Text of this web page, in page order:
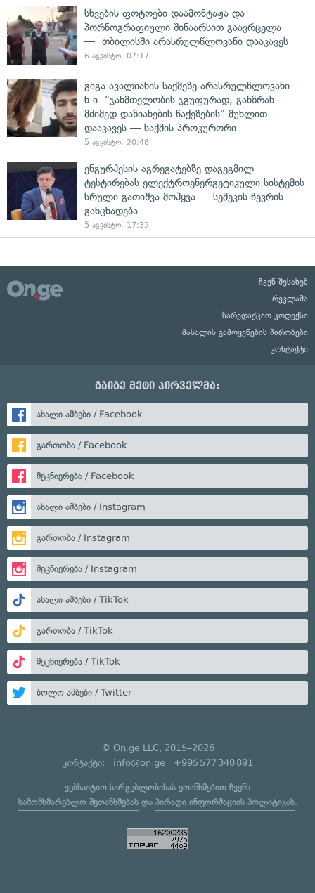
სხვების ფოტოები დაამონტაჟა და
პორნოგრაფიული შინაარსით გაავრცელა
— თბილისში არასრულწლოვანი დააკავეს
6 აგვისტო, 07:17
გიგა ავალიანის საქმეზე არასრულწლოვანი
ნ.ი. "ჯანმთელობის ჯგუფურად, განზრახ
მძიმედ დაზიანების წაქეზების" მუხლით
დააკავეს — საქმის პროკურორი
5 აგვისტო, 20:48
ენგურჰესის აგრეგატებზე დაგეგმილ
ტესტირებას ელექტროენერგეტიკული სისტემის
სრული გათიშვა მოჰყვა — სემეკის წევრის
განცხადება
5 აგვისტო, 17:32
ჩვენ შესახებ
რეკლამა
სარედაქციო კოდექსი
მასალის გამოყენების პირობები
კონტაქტი
გაიგე მეტი პირველმა:
ახალი ამბები / Facebook
გართობა / Facebook
მეცნიერება / Facebook
ახალი ამბები / Instagram
გართობა / Instagram
მეცნიერება / Instagram
ახალი ამბები / TikTok
გართობა / TikTok
მეცნიერება / TikTok
ბოლო ამბები / Twitter
© On.ge LLC, 2015–2026
კონტაქტი: info@on.ge +995 577 340 891
ვებსაიტით სარგებლობისას ეთანხმებით ჩვენს
სამომხმარებლო შეთანხმებასდა პირადი ინფორმაციის პოლიტიკას.